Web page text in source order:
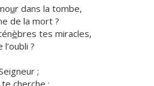
ur dans la tombe,
de la mort ?
èbres tes miracles,
l’oubli ?
;
cherche :